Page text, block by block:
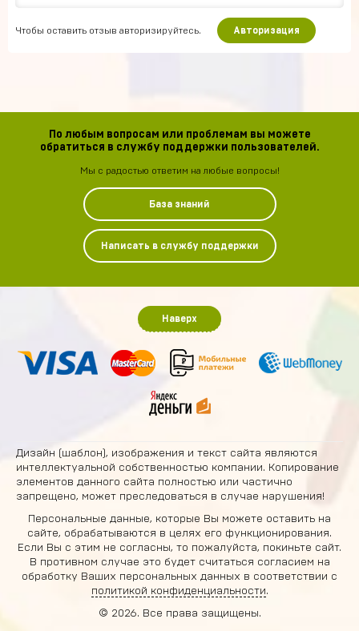
Чтобы оставить отзыв авторизируйтесь. Авторизация
По любым вопросам или проблемам вы можете
обратиться в службу поддержки пользователей.
Мы с радостью ответим на любые вопросы!
База знаний
Написать в службу поддержки
Наверх
Дизайн (шаблон), изображения и текст сайта являются
интеллектуальной собственностью компании. Копирование
элементов данного сайта полностью или частично
запрещено, может преследоваться в случае нарушения!
Персональные данные, которые Вы можете оставить на
сайте, обрабатываются в целях его функционирования.
Если Вы с этим не согласны, то пожалуйста, покиньте сайт.
В противном случае это будет считаться согласием на
обработку Ваших персональных данных в соответствии с
политикой конфиденциальности.
© 2026. Все права защищены.